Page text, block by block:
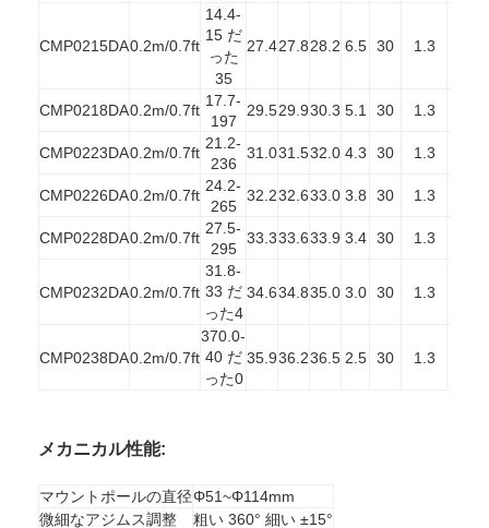
製品
企業情報
CMP0215DA0.2m/0.7ft
14.4-
15 だ
った
35
27.427.828.2 6.5 30 1.3
CMP0218DA0.2m/0.7ft
17.7-
197
29.529.930.3 5.1 30 1.3
CMP0223DA0.2m/0.7ft
21.2-
236
31.031.532.0 4.3 30 1.3
CMP0226DA0.2m/0.7ft
24.2-
265
32.232.633.0 3.8 30 1.3
CMP0228DA0.2m/0.7ft
27.5-
295
33.333.633.9 3.4 30 1.3
CMP0232DA0.2m/0.7ft
31.8-
33 だ
った4
34.634.835.0 3.0 30 1.3
CMP0238DA0.2m/0.7ft
370.0-
40 だ
った0
35.936.236.5 2.5 30 1.3
メカニカル性能:
マウントポールの直径Φ51~Φ114mm
微細なアジムス調整
粗い 360° 細い ±15°